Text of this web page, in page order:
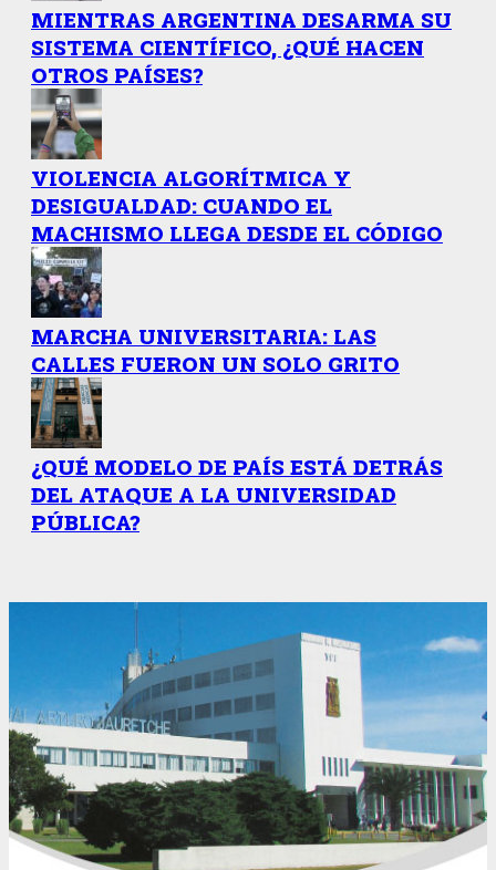
MIENTRAS ARGENTINA DESARMA SU
SISTEMA CIENTÍFICO, ¿QUÉ HACEN
OTROS PAÍSES?
VIOLENCIA ALGORÍTMICA Y
DESIGUALDAD: CUANDO EL
MACHISMO LLEGA DESDE EL CÓDIGO
MARCHA UNIVERSITARIA: LAS
CALLES FUERON UN SOLO GRITO
¿QUÉ MODELO DE PAÍS ESTÁ DETRÁS
DEL ATAQUE A LA UNIVERSIDAD
PÚBLICA?